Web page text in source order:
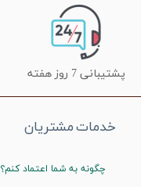
پشتیبانی 7 روز هفته
خدمات مشتریان
چگونه به شما اعتماد کنم؟